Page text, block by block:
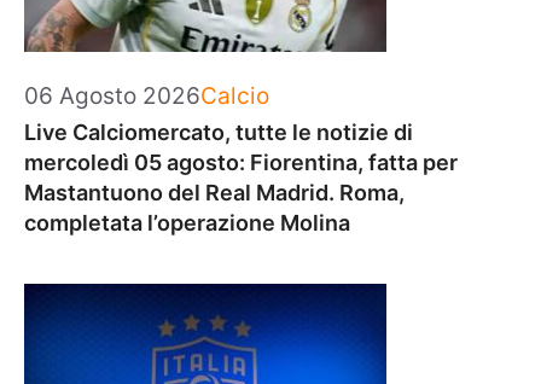
06 Agosto 2026Categorie
Calcio
Live Calciomercato, tutte le notizie di
mercoledì 05 agosto: Fiorentina, fatta per
Mastantuono del Real Madrid. Roma,
completata l’operazione Molina